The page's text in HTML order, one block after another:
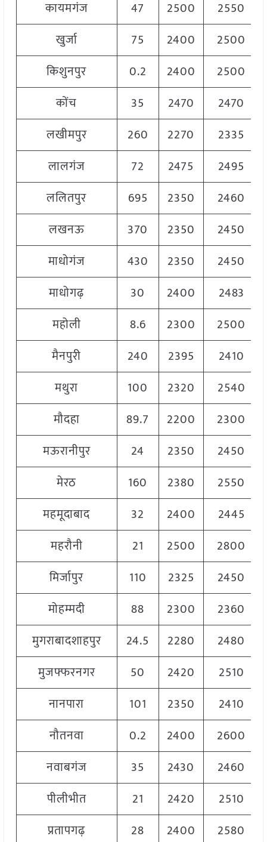
कायमगंज 47 2500 2550
खुर्जा
75 2400 2500
किशुनपुर
0.2 2400 2500
कोंच
35 2470 2470
लखीमपुर
260 2270 2335
लालगंज
72 2475 2495
ललितपुर
695 2350 2460
लखनऊ
370 2350 2450
माधोगंज
430 2350 2450
माधोगढ़
30 2400 2483
महोली
8.6 2300 2500
मैनपुरी
240 2395 2410
मथुरा
100 2320 2540
मौदहा
89.7 2200 2300
मऊरानीपुर
24 2350 2450
मेरठ
160 2380 2550
महमूदाबाद
32 2400 2445
महरौनी
21 2500 2800
मिर्जापुर
110 2325 2450
मोहम्मदी
88 2300 2360
मुगराबादशाहपुर
24.5 2280 2480
मुजफ्फरनगर
50 2420 2510
नानपारा
101 2350 2410
नौतनवा
0.2 2400 2600
नवाबगंज
35 2430 2460
पीलीभीत
21 2420
2510
प्रतापगढ़
28 2400 2580